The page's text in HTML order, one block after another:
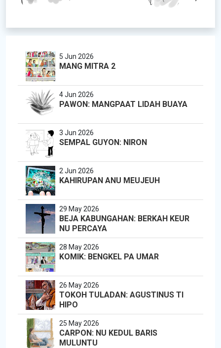
5 Jun 2026
MANG MITRA 2
4 Jun 2026
PAWON: MANGPAAT LIDAH BUAYA
3 Jun 2026
SEMPAL GUYON: NIRON
2 Jun 2026
KAHIRUPAN ANU MEUJEUH
29 May 2026
BEJA KABUNGAHAN: BERKAH KEUR
NU PERCAYA
28 May 2026
KOMIK: BENGKEL PA UMAR
26 May 2026
TOKOH TULADAN: AGUSTINUS TI
HIPO
25 May 2026
CARPON: NU KEDUL BARIS
MULUNTU